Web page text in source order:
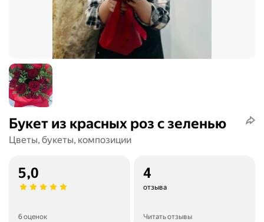
Букет из красных роз с зеленью
Цветы, букеты, композиции
5,0
6 оценок
4
отзыва
Читать отзывы